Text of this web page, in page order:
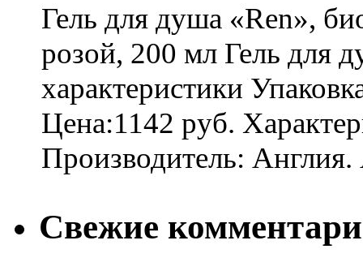
Гель для душа «Ren»,
розой, 200 мл Гель для
характеристики
Цена:1142 руб.
Производитель:
Свежие